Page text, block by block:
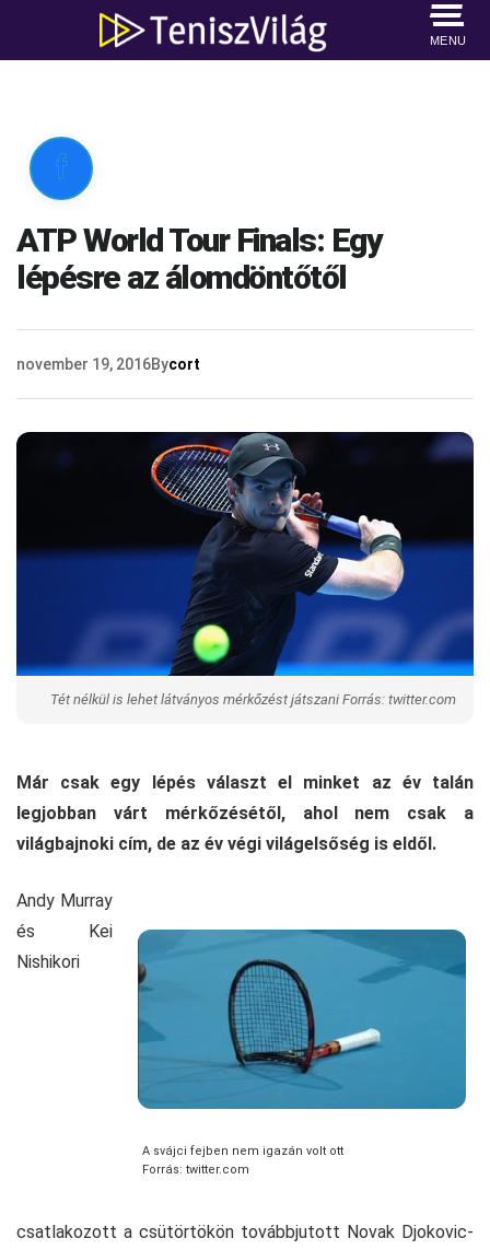
MENU

ATP World Tour Finals: Egy
lépésre az álomdöntőtől
november 19, 2016Bycort
Tét nélkül is lehet látványos mérkőzést játszani Forrás: twitter.com
Már csak egy lépés választ el minket az év talán
legjobban várt mérkőzésétől, ahol nem csak a
világbajnoki cím, de az év végi világelsőség is eldől.
A svájci fejben nem igazán volt ott
Forrás: twitter.com
Andy Murray
és Kei
Nishikori
csatlakozott a csütörtökön továbbjutott Novak Djokovic-